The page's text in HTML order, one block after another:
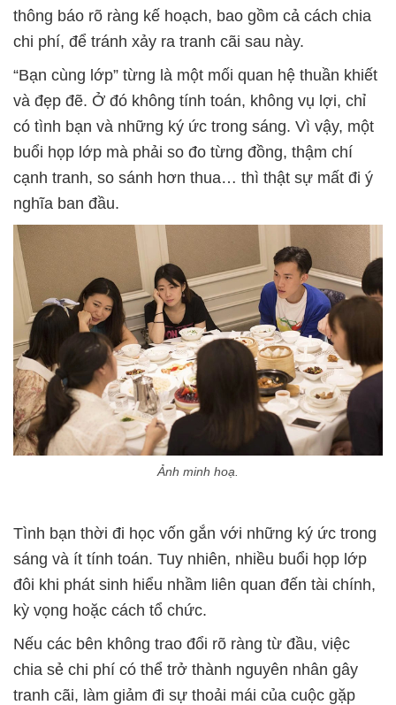
thông báo rõ ràng kế hoạch, bao gồm cả cách chia
chi phí, để tránh xảy ra tranh cãi sau này.
“Bạn cùng lớp” từng là một mối quan hệ thuần khiết
và đẹp đẽ. Ở đó không tính toán, không vụ lợi, chỉ
có tình bạn và những ký ức trong sáng. Vì vậy, một
buổi họp lớp mà phải so đo từng đồng, thậm chí
cạnh tranh, so sánh hơn thua… thì thật sự mất đi ý
nghĩa ban đầu.
Ảnh minh hoạ.
Tình bạn thời đi học vốn gắn với những ký ức trong
sáng và ít tính toán. Tuy nhiên, nhiều buổi họp lớp
đôi khi phát sinh hiểu nhầm liên quan đến tài chính,
kỳ vọng hoặc cách tổ chức.
Nếu các bên không trao đổi rõ ràng từ đầu, việc
chia sẻ chi phí có thể trở thành nguyên nhân gây
tranh cãi, làm giảm đi sự thoải mái của cuộc gặp